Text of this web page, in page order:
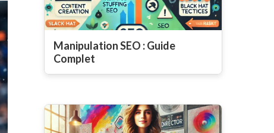
Manipulation SEO : Guide
Complet